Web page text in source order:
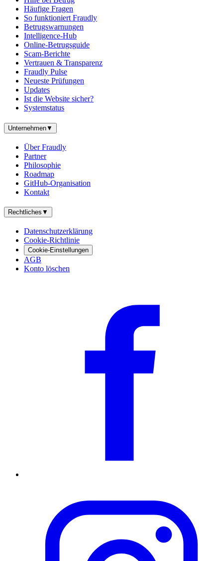
Häufige Fragen
So funktioniert Fraudly
Betrugswarnungen
Intelligence-Hub
Online-Betrugsguide
Scam-Berichte
Vertrauen & Transparenz
Fraudly Pulse
Neueste Prüfungen
Updates
Ist die Website sicher?
Systemstatus
Unternehmen▼
Über Fraudly
Partner
Philosophie
Roadmap
GitHub-Organisation
Kontakt
Rechtliches ▼
Datenschutzerklärung
Cookie-Richtlinie
Cookie-Einstellungen
AGB
Konto löschen